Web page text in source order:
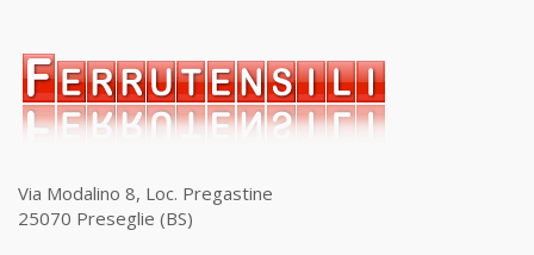
Via Modalino 8, Loc. Pregastine
25070 Preseglie (BS)